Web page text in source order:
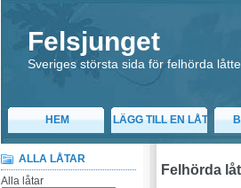
Felsjunget
Sveriges största sida för felhörda
HEM LÄGG TILL EN LÅT
ALLA LÅTAR
Alla låtar
Felhörda